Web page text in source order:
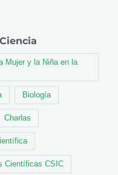
Mujer y la Niña en la
Biología
Charlas
Científicas CSIC